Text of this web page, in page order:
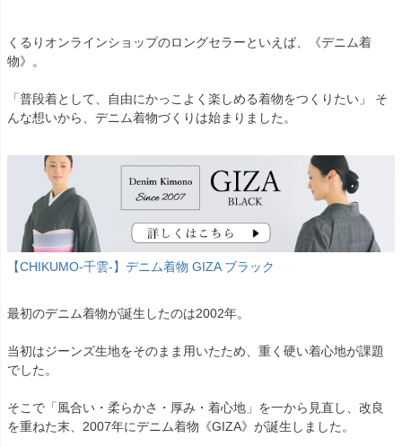
くるりオンラインショップのロングセラーといえば、《デニム着
物》。
「普段着として、自由にかっこよく楽しめる着物をつくりたい」 そ
んな想いから、デニム着物づくりは始まりました。
【CHIKUMO-千雲-】デニム着物 GIZA ブラック
最初のデニム着物が誕生したのは2002年。
当初はジーンズ生地をそのまま用いたため、重く硬い着心地が課題
でした。
そこで「風合い・柔らかさ・厚み・着心地」を一から見直し、改良
を重ねた末、2007年にデニム着物《GIZA》が誕生しました。